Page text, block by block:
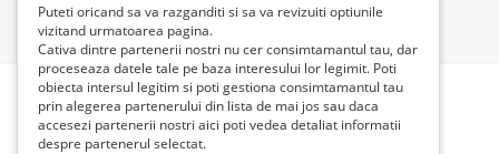
1
Puteti oricand sa va razganditi si sa va revizuiti optiunile
vizitand urmatoarea pagina.
Cativa dintre partenerii nostri nu cer consimtamantul tau, dar
proceseaza datele tale pe baza interesului lor legimit. Poti
obiecta intersul legitim si poti gestiona consimtamantul tau
prin alegerea partenerului din lista de mai jos sau daca
accesezi partenerii nostri aici poti vedea detaliat informatii
despre partenerul selectat.